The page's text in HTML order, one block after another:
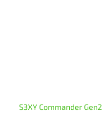
S3XY Commander Gen2